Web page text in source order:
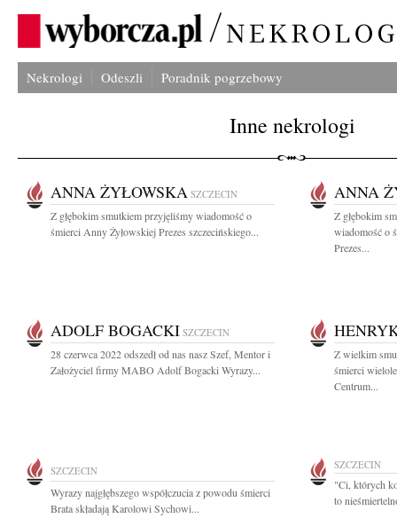
Nekrologi Odeszli Poradnik pogrzebowy
Inne nekrologi
ANNA ŻYŁOWSKA SZCZECIN
Z głębokim smutkiem przyjęliśmy wiadomość o
śmierci Anny Żyłowskiej Prezes szczecińskiego...
ANNA
Z głębokim
wiadomość o
Prezes...
ADOLF BOGACKI SZCZECIN
28 czerwca 2022 odszedł od nas nasz Szef, Mentor i
Założyciel firmy MABO Adolf Bogacki Wyrazy...
Z wielkim
śmierci
Centrum...
SZCZECIN
Wyrazy najgłębszego współczucia z powodu śmierci
Brata składają Karolowi Sychowi...
SZCZECIN
"Ci, których
to